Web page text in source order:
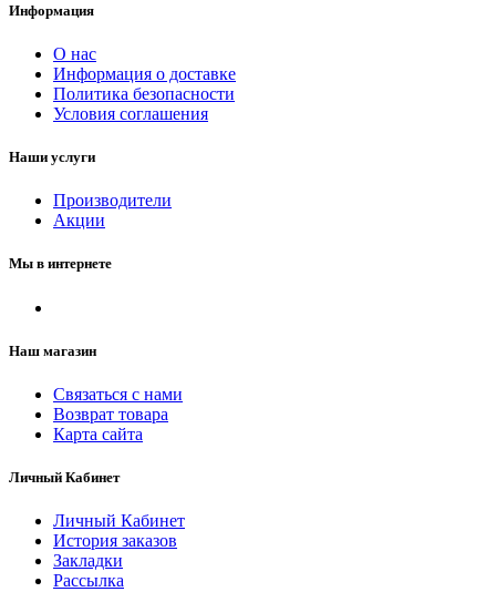
Информация
О нас
Информация о доставке
Политика безопасности
Условия соглашения
Наши услуги
Производители
Акции
Мы в интернете
Наш магазин
Связаться с нами
Возврат товара
Карта сайта
Личный Кабинет
Личный Кабинет
История заказов
Закладки
Рассылка